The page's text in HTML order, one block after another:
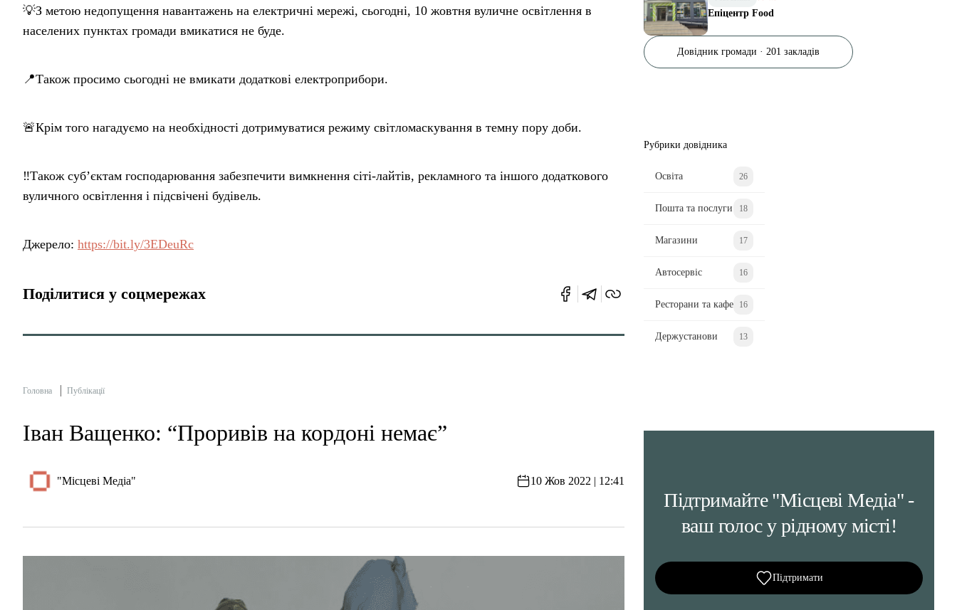
💡З метою недопущення навантажень на електричні мережі, сьогодні, 10 жовтня вуличне освітлення в
населених пунктах громади вмикатися не буде.
📍Також просимо сьогодні не вмикати додаткові електроприбори.
🚨Крім того нагадуємо на необхідності дотримуватися режиму світломаскування в темну пору доби.
‼️Також суб’єктам господарювання забезпечити вимкнення сіті-лайтів, рекламного та іншого додаткового
вуличного освітлення і підсвічені будівель.
Джерело: https://bit.ly/3EDeuRc
Поділитися у соцмережах
Головна Публікації
Іван Ващенко: “Проривів на кордоні немає”
"Місцеві Медіа" 10 Жов 2022 | 12:41
Епіцентр Food
Довідник громади · 201 закладів
Рубрики довідника
Освіта 26
Пошта та послуги 18
Магазини 17
Автосервіс 16
Ресторани та кафе 16
Держустанови 13
Підтримайте "Місцеві Медіа" -
ваш голос у рідному місті!
Підтримати